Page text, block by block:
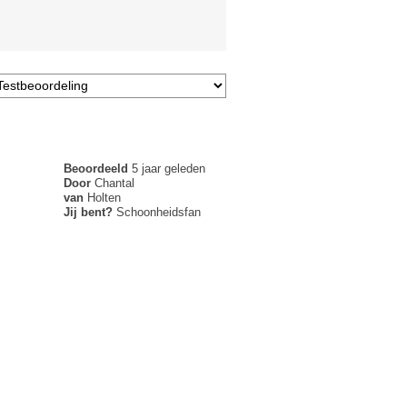
Beoordeeld5 jaar geleden
Door Chantal
van Holten
Jij bent?Schoonheidsfan